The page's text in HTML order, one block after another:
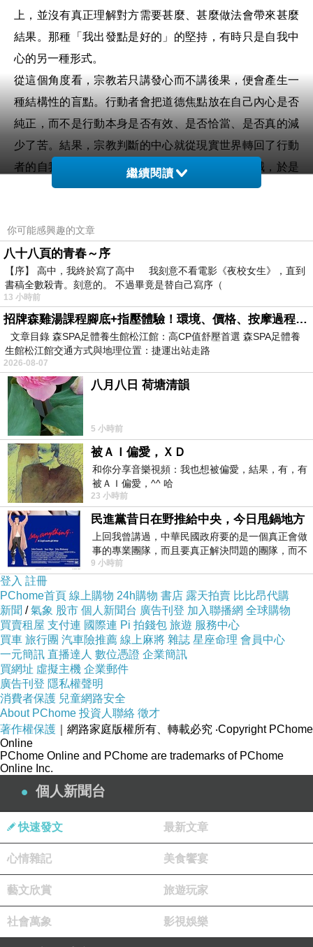
上，並沒有真正理解對方需要甚麼、甚麼做法會帶來甚麼
結果。那種「我出發點是好的」的堅持，有時只是自我中
心的另一種形式。
從這個角度看，宗教若只講發心而不講後果，便會產生一
種結構性的盲點。行動者會把道德焦點放在自己內心是否
純正，而不是行動本身是否有效、是否恰當、是否真的減
少了苦。結果，宗教判斷的中心就從現實世界轉回了行動
者的自我感受。我覺得自己慈悲，我覺得自己虔誠，於是
這件事彷彿就完成了。後果若不好，也只是「因緣不具
這種傾向之所以危險是它會把宗教從一種修正自我的力量
變成一種保護自我的話語。原本宗教應該讓人更有能力看
見自己的執著、幻覺與侷限，但若發心被絕對化，它反而
會成為遮蔽這些問題的盾牌。人只問「我是否心存善念」
及「我當初是否真誠」。久而久之，宗教倫理就會從結果
責任中抽離，只剩下一套內在動機的敘事。
但真正成熟的宗教不應該是這樣。因為任何對生命、痛
苦、因果有深刻理解的思想都不可能只停留在主觀發心。
若一個宗教真的重視眾生、重視苦、重視行為的業果，它
便不可能容許「只要我心好就可以」這種簡化。心好，只
能說明你不是故意作惡；但心好不能證明你沒有造成傷
害，更不能自動使你的行動變成正確。發心可以決定一個
人的道德方向，卻不能取代對現實後果的承擔。
宗教若要避免墮入形式化與自我感動，便必須重新把後果
納入修行的一部分。這是說初心與結果本來就不應該被切
開。真正的修行應該是你在發心的同時，也願意接受世界
對你的檢驗。若你說自己慈悲，那麼你就要看這份慈悲有
沒有真正減少別人的苦；若你說自己是出於善意，那麼你
就更有責任去確認你的善意沒有變成別人的負擔。
這裡牽涉到一個更深的問題：宗教究竟是用來安頓自我還
是用來修正自我？若它只是安頓自我，那麼只講發心已經
足夠，因為重點只是讓人感到自己仍然良善、仍然有信
念。但若宗教是用來修正自我，那麼它便不能只停在內心
狀態，而必須進入對現實、因果與責任的學習。你不能只
感動於自己的發心，還要願意被事實教育，願意承認自己
即使心存善念，仍然可能做錯。
很多時候，人最不願面對的是自己有善意卻仍然造成傷
鎖在發心之上。只要發心還在，便彷彿還可以維持一種內
在正當性，不必徹底面對後果的重量。但這種做法，最後
傷害的不只是行動對象，也會傷害宗教本身。當宗教逐漸
被看成一套只會保護善意、卻不願承擔後果的語言，它的
繼續閱讀
你可能感興趣的文章
八十八頁的青春～序
【序】 高中，我終於寫了高中 我刻意不看電影《夜校女生》，直到
書稿全數殺青。刻意的。 不過畢竟是替自己寫序（
13 小時前
招牌森雞湯課程腳底+指壓體驗！環境、價格、按摩過程全紀錄，森SPA足體養生館松江館最新價格表
文章目錄 森SPA足體養生館松江館：高CP值舒壓首選 森SPA足體養
生館松江館交通方式與地理位置：捷運出站走路
2026-08-07
八月八日 荷塘清韻
5 小時前
被ＡＩ偏愛，ＸＤ
和你分享音樂視頻：我也想被偏愛，結果，有，有
被ＡＩ偏愛，^^ 哈
23 小時前
民進黨昔日在野推給中央，今日甩鍋地方
上回我曾講過，中華民國政府要的是一個真正會做
事的專業團隊，而且要真正解決問題的團隊，而不
是只會到處甩鍋的雙標團隊，最近民進黨
9 小時前
登入 註冊
PChome首頁 線上購物 24h購物 書店 露天拍賣 比比昂代購
新聞 /氣象 股市 個人新聞台 廣告刊登 加入聯播網 全球購物
買賣租屋 支付連 國際連 Pi 拍錢包 旅遊 服務中心
買車 旅行團 汽車險推薦 線上麻將 雜誌 星座命理 會員中心
一元簡訊 直播達人 數位憑證 企業簡訊
買網址 虛擬主機 企業郵件
廣告刊登 隱私權聲明
消費者保護 兒童網路安全
About PChome 投資人聯絡 徵才
著作權保護 ｜網路家庭版權所有、轉載必究 ‧Copyright PChome
Online
PChome Online and PChome are trademarks of PChome
Online Inc.
個人新聞台
快速發文 最新文章
心情雜記 美食饗宴
藝文欣賞 旅遊玩家
社會萬象 影視娛樂